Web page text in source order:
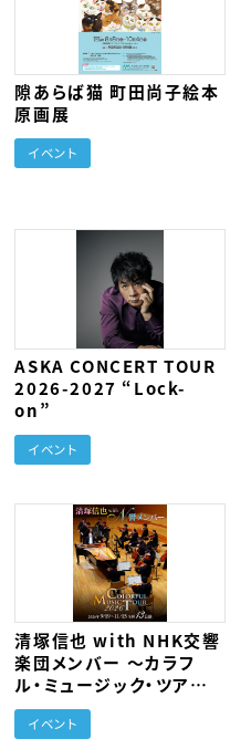
隙あらば猫 町田尚子絵本
原画展
イベント
ASKA CONCERT TOUR
2026-2027 “Lock-
on”
イベント
清塚信也 with NHK交響
楽団メンバー ～カラフ
ル・ミュージック・ツアー
～ 2026
イベント